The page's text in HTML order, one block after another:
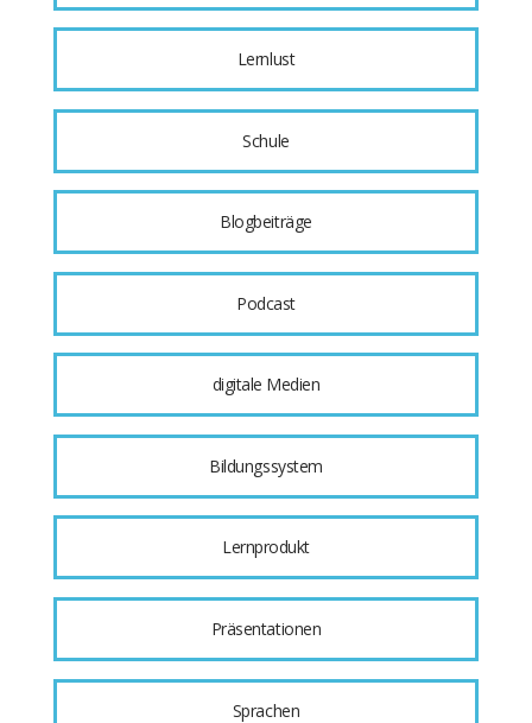
Lernlust
Schule
Blogbeiträge
Podcast
digitale Medien
Bildungssystem
Lernprodukt
Präsentationen
Sprachen